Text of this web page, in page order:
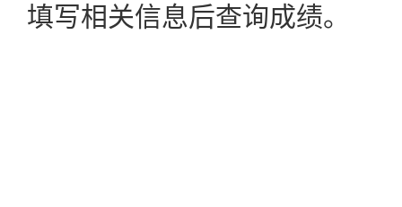
填写相关信息后查询成绩。